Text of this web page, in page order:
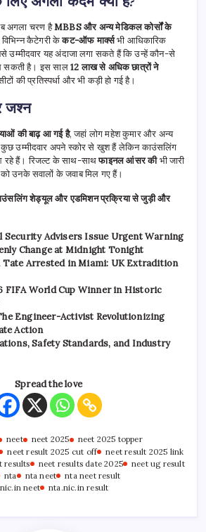
अगला चरण हैMBBS और अन्य मेडिकल कोर्सों के
कैटेगरी केकट-ऑफ मार्क्सभी आधिकारिक
उम्मीदवार यह अंदाजा लगा सकते हैं कि उन्हें कौन-से
सकती है। इस साल12 लाख से अधिक छात्रों ने
की प्रतिस्पर्धा और भी कड़ी हो गई है।
जश्न
की बाढ़ आ गई है, जहां लोग महेश कुमार और अन्य
कुछ उम्मीदवार अपने स्कोर से खुश हैं लेकिन काउंसलिंग
रहे हैं। रिजल्ट के साथ-साथफाइनल आंसर कीभी जारी
उनके सवालों के जवाब मिल गए हैं।
शेड्यूल और एडमिशन प्रक्रिया से जुड़ी और
Security Advisers Issue Urgent Warning
Change at Midnight Tonight
Arrested in Miami: UK Extradition
FIFA World Cup Winner in Historic
Engineer-Activist Revolutionizing
Action
Safety Standards, and Industry
Spread the love
neet neet 2025
neet 2025 topper
neet result 2025 cut off
neet result 2025 link
results neet results date 2025
neet ug result
nta nta neet
nta neet result
neet nta.nic.in result